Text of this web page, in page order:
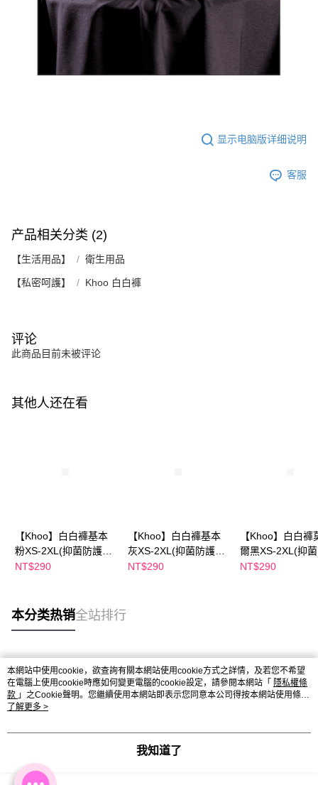
显示电脑版详细说明
客服
产品相关分类 (2)
【生活用品】 衛生用品
【私密呵護】 Khoo 白白褲
评论
此商品目前未被评论
其他人还在看
【Khoo】白白褲基本
粉XS-2XL(抑菌防護異
味.護墊掰掰)
NT$290
【Khoo】白白褲基本
灰XS-2XL(抑菌防護異
味.護墊掰掰)
NT$290
【Khoo】白白褲
爾黑XS-2XL(抑
異味.護墊掰掰)
NT$290
本分类热销全站排行
热门标签
本網站中使用cookie，欲查詢有關本網站使用cookie方式之詳情，及若您不希望
在電腦上使用cookie時應如何變更電腦的cookie設定，請參閱本網站「 隱私權條
款 」之Cookie聲明。您繼續使用本網站即表示您同意本公司得按本網站使用條款
之Cookie聲明使用cookie。
了解更多 >
我知道了